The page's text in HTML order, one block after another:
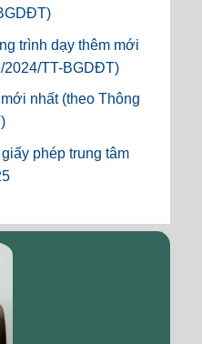
trình dạy thêm mới
2024/TT-BGDĐT)
nhất (theo Thông
phép trung tâm